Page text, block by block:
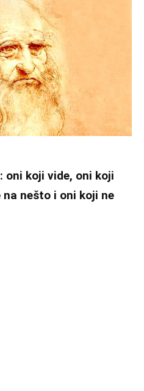
oni koji vide, oni koji
nešto i oni koji ne